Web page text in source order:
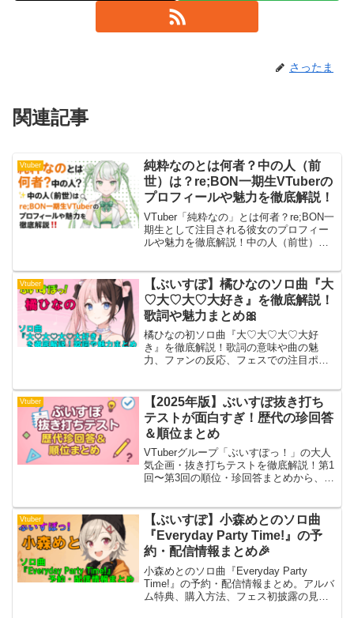
さったま
関連記事
Vtuber
純粋なのとは何者？中の人（前
世）は？re;BON一期生VTuberの
プロフィールや魅力を徹底解説！
VTuber「純粋なの」とは何者？re;BON一
期生として注目される彼女のプロフィー
ルや魅力を徹底解説！中の人（前世）の
Vtuber
【ぶいすぽ】橘ひなのソロ曲『大
♡大♡大♡大好き』を徹底解説！
歌詞や魅力まとめ🎀
橘ひなの初ソロ曲『大♡大♡大♡大好
き』を徹底解説！歌詞の意味や曲の魅
力、ファンの反応、フェスでの注目ポイ
Vtuber
【2025年版】ぶいすぽ抜き打ち
テストが面白すぎ！歴代の珍回答
＆順位まとめ
VTuberグループ「ぶいすぽっ！」の大人
気企画・抜き打ちテストを徹底解説！第1
回〜第3回の順位・珍回答まとめから、バ
ます。
Vtuber
【ぶいすぽ】小森めとのソロ曲
『Everyday Party Time!』の予
約・配信情報まとめ🎉
小森めとのソロ曲『Everyday Party
Time!』の予約・配信情報まとめ。アルバ
ム特典、購入方法、フェス初披露の見ど